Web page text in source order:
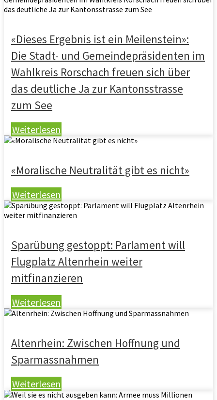
«Dieses Ergebnis ist ein Meilenstein»:
Die Stadt- und Gemeindepräsidenten im
Wahlkreis Rorschach freuen sich über
das deutliche Ja zur Kantonsstrasse
zum See
Weiterlesen
«Moralische Neutralität gibt es nicht»
Weiterlesen
Sparübung gestoppt: Parlament will
Flugplatz Altenrhein weiter
mitfinanzieren
Weiterlesen
Altenrhein: Zwischen Hoffnung und
Sparmassnahmen
Weiterlesen